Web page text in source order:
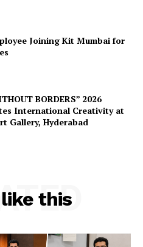
Joining Kit Mumbai for
BORDERS” 2026
International Creativity at
Gallery, Hyderabad
this